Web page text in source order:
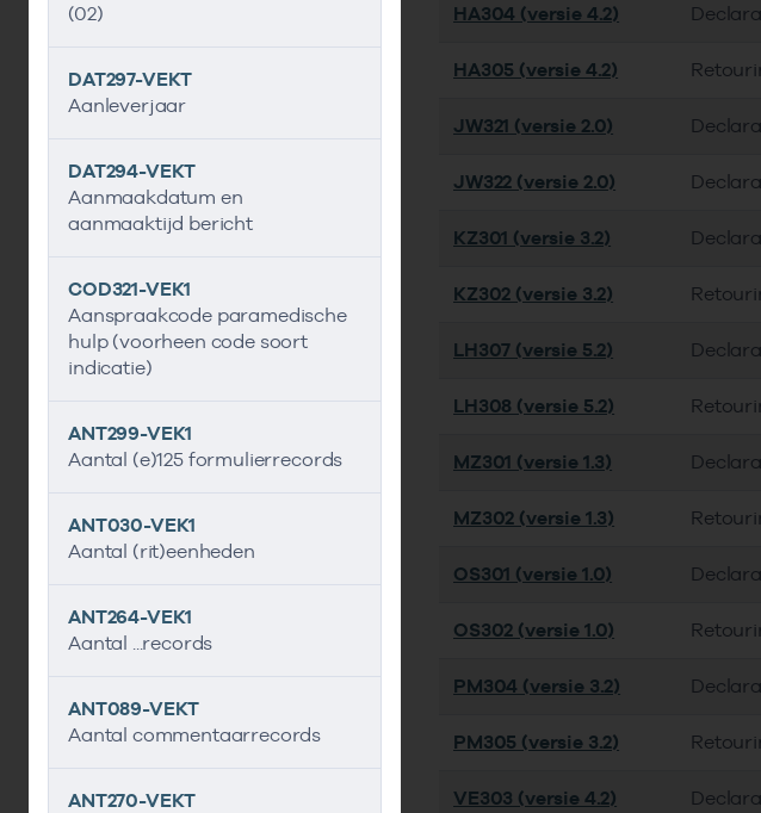
(02)
DAT297-VEKT
Aanleverjaar
DAT294-VEKT
Aanmaakdatum en
aanmaaktijd bericht
COD321-VEK1
Aanspraakcode paramedische
hulp (voorheen code soort
indicatie)
ANT299-VEK1
Aantal (e)125 formulierrecords
ANT030-VEK1
Aantal (rit)eenheden
ANT264-VEK1
Aantal ...records
ANT089-VEKT
Aantal commentaarrecords
ANT270-VEKT
HA304 (versie 4.2)
HA305 (versie 4.2)
JW321 (versie 2.0)
JW322 (versie 2.0)
KZ301 (versie 3.2)
KZ302 (versie 3.2)
LH307 (versie 5.2)
LH308 (versie 5.2)
MZ301 (versie 1.3)
MZ302 (versie 1.3)
OS301 (versie 1.0)
OS302 (versie 1.0)
PM304 (versie 3.2)
PM305 (versie 3.2)
VE303 (versie 4.2)